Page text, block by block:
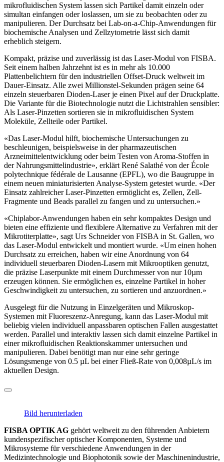
mikrofluidischen System lassen sich Partikel damit einzeln oder
simultan einfangen oder loslassen, um sie zu beobachten oder zu
manipulieren. Der Durchsatz bei Lab-on-a-Chip-Anwendungen für
biochemische Analysen und Zellzytometrie lässt sich damit
erheblich steigern.
Kompakt, präzise und zuverlässig ist das Laser-Modul von FISBA.
Seit einem halben Jahrzehnt ist es in mehr als 10.000
Plattenbelichtern für den industriellen Offset-Druck weltweit im
Dauer-Einsatz. Alle zwei Millionstel-Sekunden prägen seine 64
einzeln steuerbaren Dioden-Laser je einen Pixel auf der Druckplatte.
Die Variante für die Biotechnologie nutzt die Lichtstrahlen sensibler:
Als Laser-Pinzetten sortieren sie in mikrofluidischen System
Moleküle, Zellteile oder Partikel.
«Das Laser-Modul hilft, biochemische Untersuchungen zu
beschleunigen, beispielsweise in der pharmazeutischen
Arzneimittelentwicklung oder beim Testen von Aroma-Stoffen in
der Nahrungsmittelindustrie», erklärt René Salathé von der École
polytechnique fédérale de Lausanne (EPFL), wo die Baugruppe in
einem neuen miniaturisierten Analyse-System getestet wurde. «Der
Einsatz zahlreicher Laser-Pinzetten ermöglicht es, Zellen, Zell-
Fragmente und Beads parallel zu fangen und zu untersuchen.»
«Chiplabor-Anwendungen haben ein sehr kompaktes Design und
bieten eine effiziente und flexiblere Alternative zu Verfahren mit der
Mikrotiterplatte», sagt Urs Schneider von FISBA in St. Gallen, wo
das Laser-Modul entwickelt und montiert wurde. «Um einen hohen
Durchsatz zu erreichen, haben wir eine Anordnung von 64
individuell steuerbaren Dioden-Lasern mit Mikrooptiken genutzt,
die präzise Laserpunkte mit einem Durchmesser von nur 10µm
erzeugen können. Sie ermöglichen es, einzelne Partikel in hoher
Geschwindigkeit zu untersuchen, zu sortieren und anzuordnen.»
Ausgelegt für die Nutzung in Einzelgeräten und Mikroskop-
Systemen mit Fluoreszenz-Anregung, kann das Laser-Modul mit
beliebig vielen individuell anpassbaren optischen Fallen ausgestattet
werden. Parallel und interaktiv lassen sich damit einzelne Partikel in
einer mikrofluidischen Reaktionskammer untersuchen und
manipulieren. Dabei benötigt man nur eine sehr geringe
Lösungsmenge von 0.5 µL bei einer Fließ-Rate von 0,008µL/s im
aktuellen Design.
Bild herunterladen
FISBA OPTIK AG gehört weltweit zu den führenden Anbietern
kundenspezifischer optischer Komponenten, Systeme und
Mikrosysteme für verschiedene Anwendungen in der
Medizintechnologie und Biophotonik sowie der Maschinenindustrie,